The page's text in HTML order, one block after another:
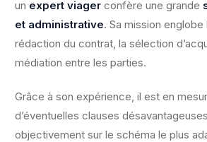
un expert viager confère une grande
et administrative. Sa mission englobe
rédaction du contrat, la sélection
médiation entre les parties.
Grâce à son expérience, il est en
d’éventuelles clauses
objectivement sur le schéma le plus